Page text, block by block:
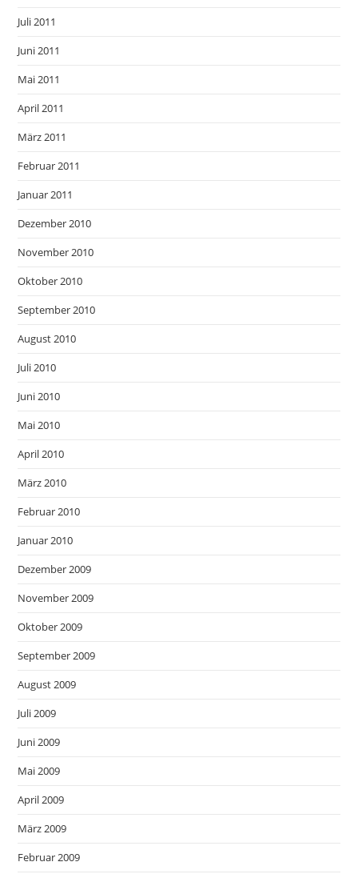
Juli 2011
Juni 2011
Mai 2011
April 2011
März 2011
Februar 2011
Januar 2011
Dezember 2010
November 2010
Oktober 2010
September 2010
August 2010
Juli 2010
Juni 2010
Mai 2010
April 2010
März 2010
Februar 2010
Januar 2010
Dezember 2009
November 2009
Oktober 2009
September 2009
August 2009
Juli 2009
Juni 2009
Mai 2009
April 2009
März 2009
Februar 2009